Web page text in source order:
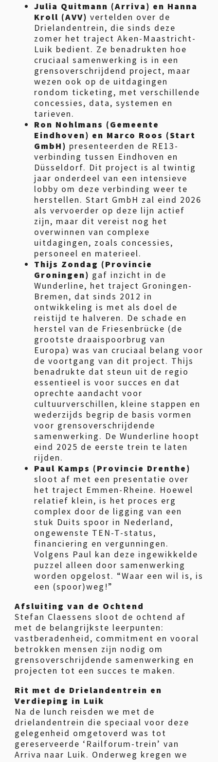
Julia Quitmann (Arriva) en Hanna
Kroll (AVV) vertelden over de
Drielandentrein, die sinds deze
zomer het traject Aken-Maastricht-
Luik bedient. Ze benadrukten hoe
cruciaal samenwerking is in een
grensoverschrijdend project, maar
wezen ook op de uitdagingen
rondom ticketing, met verschillende
concessies, data, systemen en
tarieven.
Ron Nohlmans (Gemeente
Eindhoven) en Marco Roos (Start
GmbH) presenteerden de RE13-
verbinding tussen Eindhoven en
Düsseldorf. Dit project is al twintig
jaar onderdeel van een intensieve
lobby om deze verbinding weer te
herstellen. Start GmbH zal eind 2026
als vervoerder op deze lijn actief
zijn, maar dit vereist nog het
overwinnen van complexe
uitdagingen, zoals concessies,
personeel en materieel.
Thijs Zondag (Provincie
Groningen) gaf inzicht in de
Wunderline, het traject Groningen-
Bremen, dat sinds 2012 in
ontwikkeling is met als doel de
reistijd te halveren. De schade en
herstel van de Friesenbrücke (de
grootste draaispoorbrug van
Europa) was van cruciaal belang voor
de voortgang van dit project. Thijs
benadrukte dat steun uit de regio
essentieel is voor succes en dat
oprechte aandacht voor
cultuurverschillen, kleine stappen en
wederzijds begrip de basis vormen
voor grensoverschrijdende
samenwerking. De Wunderline hoopt
eind 2025 de eerste trein te laten
rijden.
Paul Kamps (Provincie Drenthe)
sloot af met een presentatie over
het traject Emmen-Rheine. Hoewel
relatief klein, is het proces erg
complex door de ligging van een
stuk Duits spoor in Nederland,
ongewenste TEN-T-status,
financiering en vergunningen.
Volgens Paul kan deze ingewikkelde
puzzel alleen door samenwerking
worden opgelost. “Waar een wil is, is
een (spoor)weg!”
Afsluiting van de Ochtend
Stefan Claessens sloot de ochtend af
met de belangrijkste leerpunten:
vastberadenheid, commitment en vooral
betrokken mensen zijn nodig om
grensoverschrijdende samenwerking en
projecten tot een succes te maken.
Rit met de Drielandentrein en
Verdieping in Luik
Na de lunch reisden we met de
drielandentrein die speciaal voor deze
gelegenheid omgetoverd was tot
gereserveerde ‘Railforum-trein’ van
Arriva naar Luik. Onderweg kregen we